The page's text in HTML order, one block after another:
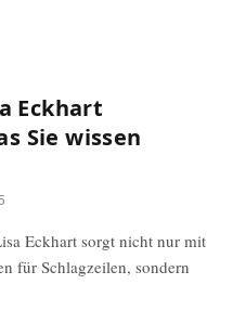
Eckhart
Sie wissen
Eckhart sorgt nicht nur mit
für Schlagzeilen, sondern